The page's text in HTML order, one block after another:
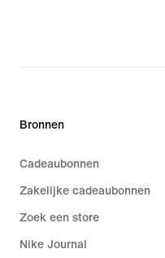
Bronnen
Cadeaubonnen
Zakelijke cadeaubonnen
Zoek een store
Nike Journal